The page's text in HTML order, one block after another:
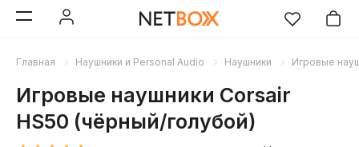
Главная Наушники и Personal Audio Наушники Игровые
Игровые наушники Corsair
HS50 (чёрный/голубой)